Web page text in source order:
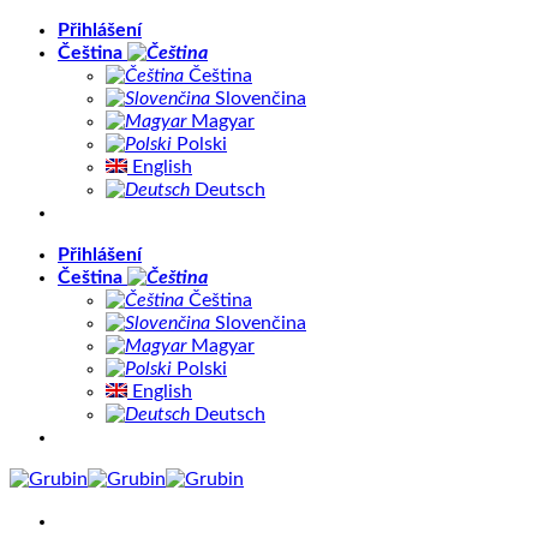
PřeskočitPřihlášení
Čeština
Čeština
Slovenčina
Magyar
Polski
English
Deutsch
Přihlášení
Čeština
Čeština
Slovenčina
Magyar
Polski
English
Deutsch